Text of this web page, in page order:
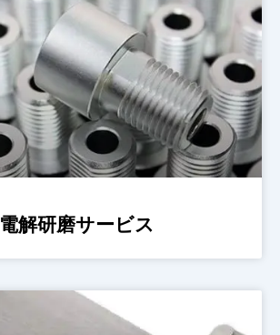
電解研磨サービス